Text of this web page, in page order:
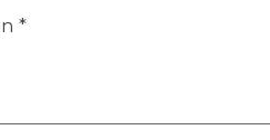
*